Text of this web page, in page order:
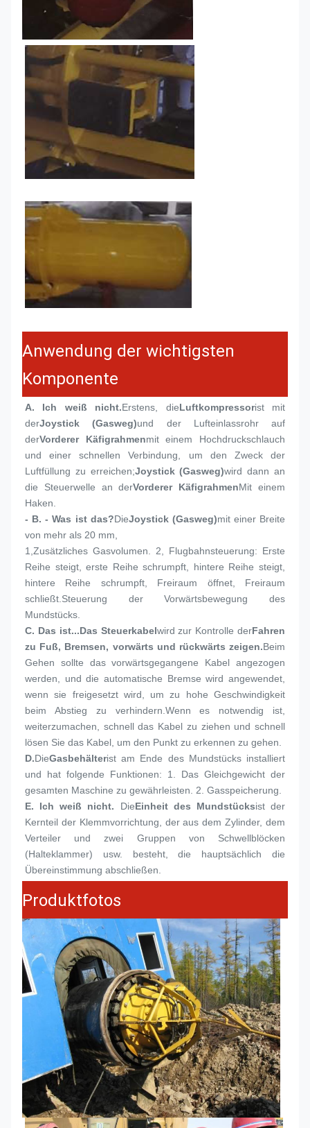
Anwendung der wichtigsten
Komponente
A. Ich weiß nicht.Erstens, dieLuftkompressorist mit
derJoystick (Gasweg)und der Lufteinlassrohr auf
derVorderer Käfigrahmenmit einem Hochdruckschlauch
und einer schnellen Verbindung, um den Zweck der
Luftfüllung zu erreichen;Joystick (Gasweg)wird dann an
die Steuerwelle an derVorderer KäfigrahmenMit einem
Haken.
- B. - Was ist das?DieJoystick (Gasweg)mit einer Breite
von mehr als 20 mm,
1, Zusätzliches Gasvolumen. 2, Flugbahnsteuerung: Erste
Reihe steigt, erste Reihe schrumpft, hintere Reihe steigt,
hintere Reihe schrumpft, Freiraum öffnet, Freiraum
schließt.Steuerung der Vorwärtsbewegung des
Mundstücks.
C. Das ist...Das Steuerkabelwird zur Kontrolle derFahren
zu Fuß, Bremsen, vorwärts und rückwärts zeigen.Beim
Gehen sollte das vorwärtsgegangene Kabel angezogen
werden, und die automatische Bremse wird angewendet,
wenn sie freigesetzt wird, um zu hohe Geschwindigkeit
beim Abstieg zu verhindern.Wenn es notwendig ist,
weiterzumachen, schnell das Kabel zu ziehen und schnell
lösen Sie das Kabel, um den Punkt zu erkennen zu gehen.
D.DieGasbehälterist am Ende des Mundstücks installiert
und hat folgende Funktionen: 1. Das Gleichgewicht der
gesamten Maschine zu gewährleisten. 2. Gasspeicherung.
E. Ich weiß nicht.
DieEinheit des Mundstücksist der
Kernteil der Klemmvorrichtung, der aus dem Zylinder, dem
Verteiler und zwei Gruppen von Schwellblöcken
(Halteklammer) usw. besteht, die hauptsächlich die
Übereinstimmung abschließen.
Produktfotos